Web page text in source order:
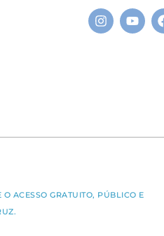
ACESSO GRATUITO, PÚBLICO E